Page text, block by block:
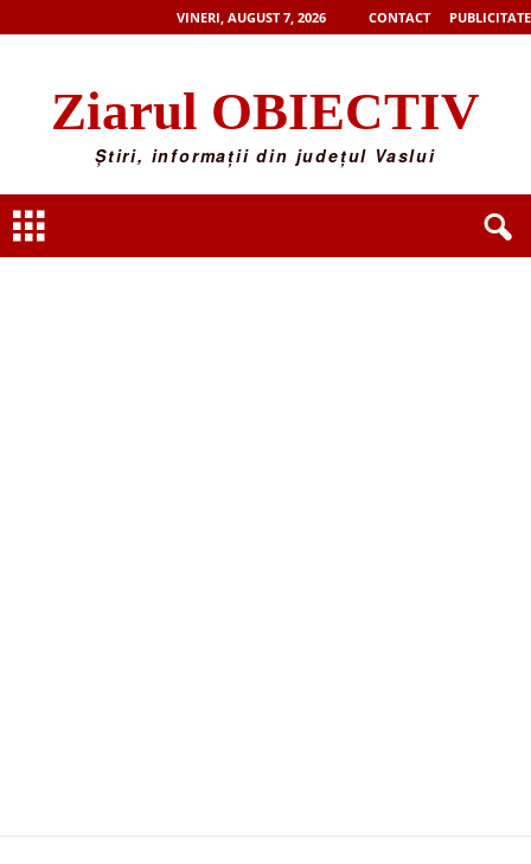
VINERI, AUGUST 7, 2026 CONTACT PUBLICITATE
Ziarul OBIECTIV
Știri, informații din județul Vaslui